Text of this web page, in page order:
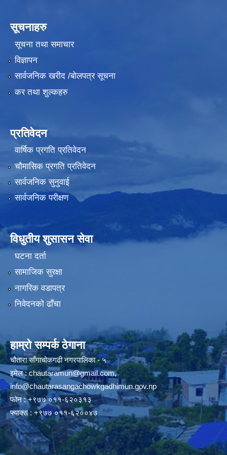
सूचनाहरु
सूचना तथा समाचार
विज्ञापन
सार्वजनिक खरीद /बोलपत्र सूचना
कर तथा शुल्कहरु
प्रतिवेदन
वार्षिक प्रगति प्रतिवेदन
चौमासिक प्रगति प्रतिवेदन
सार्वजनिक सुनुवाई
सार्वजनिक परीक्षण
विधुतीय शुसासन सेवा
घटना दर्ता
सामाजिक सुरक्षा
नागरिक वडापत्र
निवेदनको ढाँचा
हाम्रो सम्पर्क ठेगाना
चौतारा साँगाचोकगढी नगरपालिका - ५
इमेल :chautaramun@gmail.com,
info@chautarasangachowkgadhimun.gov.np
फोन : +९७७ ०११-६२०३१३
फ्याक्स : +९७७ ०११-६२००४७